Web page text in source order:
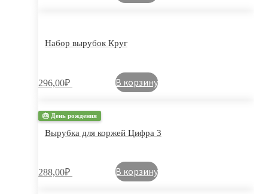
Набор вырубок Круг
296,00₽ В корзину
🎂 День рождения
Вырубка для коржей Цифра 3
288,00₽ В корзину